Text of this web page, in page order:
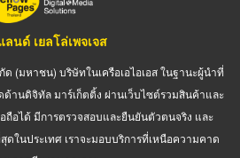
ลนด์ เยลโล่เพจเจส
ด (มหาชน) บริษัทในเครือเอไอเอส ในฐานะผู้นำที่
านดิจิทัล มาร์เก็ตติ้ง ผ่านเว็บไซต์รวมสินค้าและ
ถือได้ มีการตรวจสอบและยืนยันตัวตนจริง และ
ในประเทศ เราจะมอบบริการที่เหนือความคาด